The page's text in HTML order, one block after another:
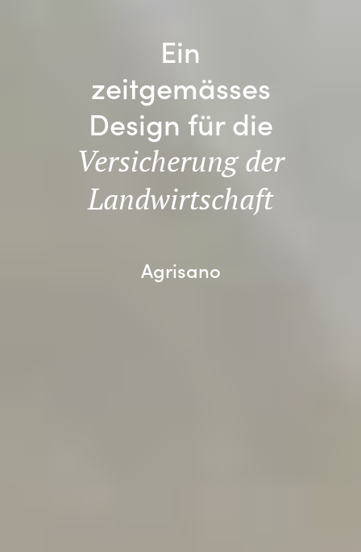
Ein
zeitgemässes
Design für die
Versicherung der
Landwirtschaft
Agrisano